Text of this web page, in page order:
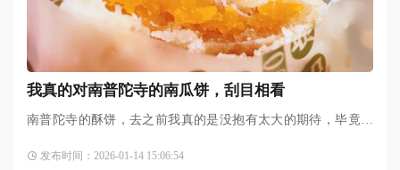
我真的对南普陀寺的南瓜饼，刮目相看
南普陀寺的酥饼，去之前我真的是没抱有太大的期待，毕竟只
了南瓜饼，一口咬下去，
发布时间：2026-01-14 15:06:54